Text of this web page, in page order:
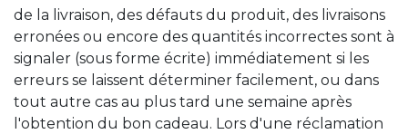
de la livraison, des défauts du produit, des livraisons
erronées ou encore des quantités incorrectes sont à
signaler (sous forme écrite) immédiatement si les
erreurs se laissent déterminer facilement, ou dans
tout autre cas au plus tard une semaine après
l'obtention du bon cadeau. Lors d'une réclamation